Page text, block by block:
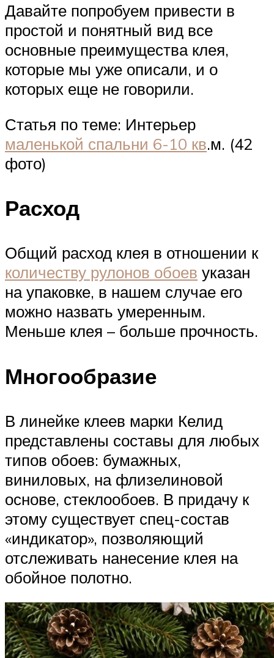
Давайте попробуем привести в
простой и понятный вид все
основные преимущества клея,
которые мы уже описали, и о
которых еще не говорили.
Статья по теме: Интерьер
маленькой спальни 6-10 кв.м. (42
фото)
Расход
Общий расход клея в отношении к
количеству рулонов обоев указан
на упаковке, в нашем случае его
можно назвать умеренным.
Меньше клея – больше прочность.
Многообразие
В линейке клеев марки Келид
представлены составы для любых
типов обоев: бумажных,
виниловых, на флизелиновой
основе, стеклообоев. В придачу к
этому существует спец-состав
«индикатор», позволяющий
отслеживать нанесение клея на
обойное полотно.